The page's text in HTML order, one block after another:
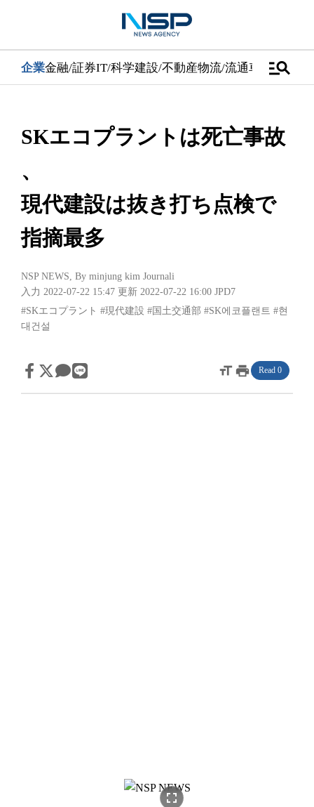
企業金融/証券IT/科学建設/不動産物流/流通車 医学/健康
manage_search
SKエコプラントは死亡事故
、
現代建設は抜き打ち点検で
指摘最多
NSP NEWS, By minjung kim Journali
入力 2022-07-22 15:47 更新 2022-07-22 16:00 JPD7
#SKエコプラント #現代建設 #国土交通部 #SK에코플랜트 #현
대건설
format_sizeprint Read 0
fullscreen